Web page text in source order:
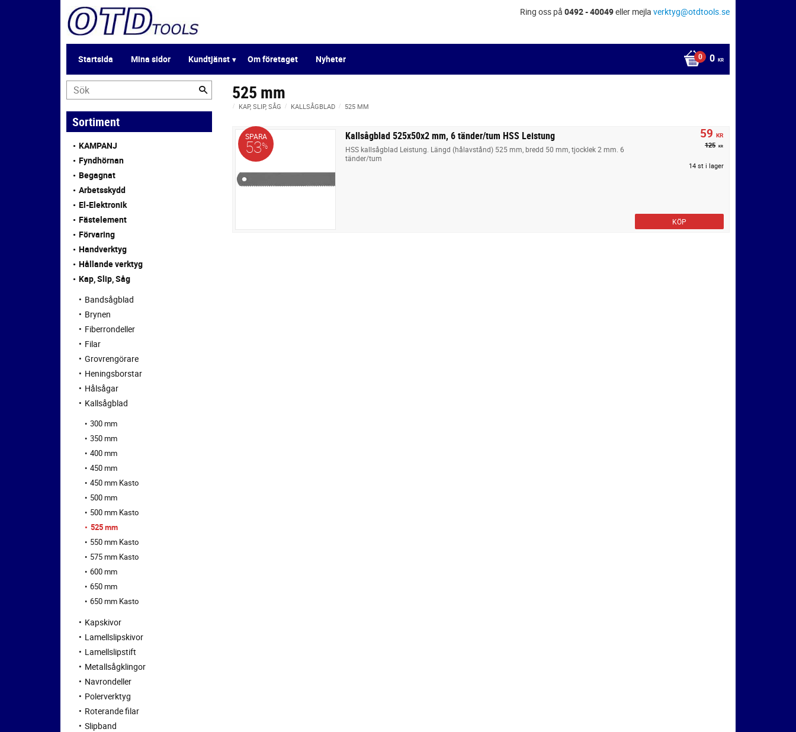
Ring oss på 0492 - 40049eller mejla verktyg@otdtools.se
Startsida Mina sidor Kundtjänst Om företaget Nyheter 0 KR
525 mm
KAP, SLIP, SÅG KALLSÅGBLAD 525 MM
Kallsågblad 525x50x2 mm, 6 tänder/tum HSS Leistung
HSS kallsågblad Leistung. Längd (hålavstånd) 525 mm, bredd 50 mm, tjocklek 2 mm. 6
tänder/tum
59 KR
125 KR
SPARA
53%
14 st i lager
KÖP
Sortiment
KAMPANJ
Fyndhörnan
Begagnat
Arbetsskydd
El-Elektronik
Fästelement
Förvaring
Handverktyg
Hållande verktyg
Kap, Slip, Såg
Bandsågblad
Brynen
Fiberrondeller
Filar
Grovrengörare
Heningsborstar
Hålsågar
Kallsågblad
300 mm
350 mm
400 mm
450 mm
450 mm Kasto
500 mm
500 mm Kasto
525 mm
550 mm Kasto
575 mm Kasto
600 mm
650 mm
650 mm Kasto
Kapskivor
Lamellslipskivor
Lamellslipstift
Metallsågklingor
Navrondeller
Polerverktyg
Roterande filar
Slipband